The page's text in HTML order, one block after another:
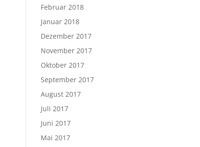
Februar 2018
Januar 2018
Dezember 2017
November 2017
Oktober 2017
September 2017
August 2017
Juli 2017
Juni 2017
Mai 2017